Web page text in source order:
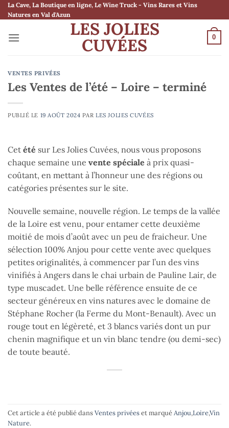
Passer
au
La Cave, La Boutique en ligne, Le Wine Truck - Vins Rares et Vins
Natures en Val d'Azun
LES JOLIES
CUVÉES 0
VENTES PRIVÉES
Les Ventes de l’été – Loire – terminé
PUBLIÉ LE 19 AOÛT 2024 PARLES JOLIES CUVÉES
Cet été sur Les Jolies Cuvées, nous vous proposons
chaque semaine une vente spéciale à prix quasi-
coûtant, en mettant à l’honneur une des régions ou
catégories présentes sur le site.
Nouvelle semaine, nouvelle région. Le temps de la vallée
de la Loire est venu, pour entamer cette deuxième
moitié de mois d’août avec un peu de fraicheur. Une
sélection 100% Anjou pour cette vente avec quelques
petites originalités, à commencer par l’un des vins
vinifiés à Angers dans le chai urbain de Pauline Lair, de
type muscadet. Une belle référence ensuite de ce
secteur généreux en vins natures avec le domaine de
Stéphane Rocher (la Ferme du Mont-Benault). Avec un
rouge tout en légèreté, et 3 blancs variés dont un pur
chenin magnifique et un vin blanc tendre (ou demi-sec)
de toute beauté.
Cet article a été publié dansVentes privéeset marquéAnjou,Loire,Vin
Nature.